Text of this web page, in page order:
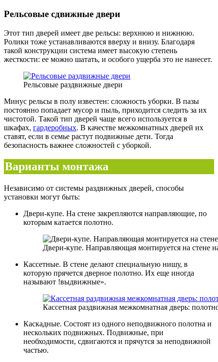
Рельсовые сдвижные двери
Этот тип дверей имеет две рельсы: верхнюю и нижнюю.
Ролики тоже устанавливаются вверху и внизу. Благодаря
такой конструкции система имеет высокую степень
жесткости: ее можно шатать, и особого ущерба это не нанесет.
Рельсовые раздвижные двери
Минус рельсы в полу известен: сложность уборки. В пазы
постоянно попадает мусор и пыль, приходится следить за их
чистотой. Такой тип дверей чаще всего используется в
шкафах, гардеробных. В качестве межкомнатных дверей их
ставят, если в семье растут подвижные дети. Тогда
безопасность важнее сложностей с уборкой.
Варианты монтажа
Независимо от системы раздвижных дверей, способы
установки могут быть:
Двери-купе. На стене закрепляются направляющие, по
которым катается полотно.
Двери-купе. Направляющая монтируется на стене
Кассетные. В стене делают специальную нишу, в
которую прячется дверное полотно. Их еще иногда
называют !выдвижные».
Кассетная раздвижная межкомнатная дверь:
Каскадные. Состоят из одного неподвижного полотна и
нескольких подвижных. Подвижные, при
необходимости, сдвигаются и прячутся за неподвижной
частью.